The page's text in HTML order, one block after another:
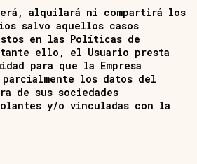
alquilará ni compartirá los
salvo aquellos casos
en las Políticas de
ello, el Usuario presta
para que la Empresa
los datos del
de sus sociedades
y/o vinculadas con la